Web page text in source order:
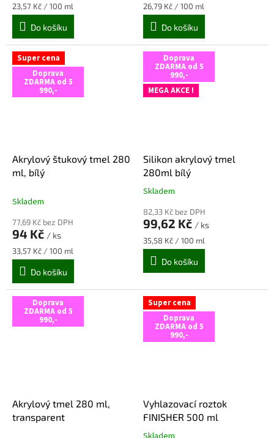
Měrná
cena:
23,57 Kč / 100 ml
Do košíku
Měrná
cena:
26,79 Kč / 100 ml
Do košíku
Super cena
Doprava
ZDARMA od 5
990,-
Akrylový štukový tmel 280
ml, bílý
Skladem
77,69 Kč bez DPH
94 Kč / ks
Měrná
cena:
33,57 Kč / 100 ml
Do košíku
Doprava
ZDARMA od 5
990,-
MEGA AKCE !
Silikon akrylový tmel
280ml bílý
Průměrné
produktu
je
5,0
z
hvězdiček.
Skladem
82,33 Kč bez DPH
99,62 Kč / ks
Měrná
cena:
35,58 Kč / 100 ml
Do košíku
Doprava
ZDARMA od 5
990,-
Akrylový tmel 280 ml,
transparent
Super cena
Doprava
ZDARMA od 5
990,-
Vyhlazovací roztok
FINISHER 500 ml